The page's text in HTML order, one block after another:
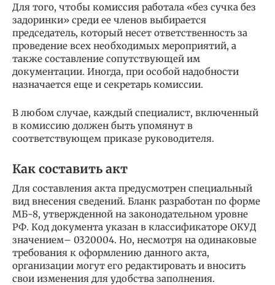
Для того, чтобы комиссия работала «без сучка без
задоринки» среди ее членов выбирается
председатель, который несет ответственность за
проведение всех необходимых мероприятий, а
также составление сопутствующей им
документации. Иногда, при особой надобности
назначается еще и секретарь комиссии.
В любом случае, каждый специалист, включенный
в комиссию должен быть упомянут в
соответствующем приказе руководителя.
Как составить акт
Для составления акта предусмотрен специальный
вид внесения сведений. Бланк разработан по форме
МБ-8, утвержденной на законодательном уровне
РФ. Код документа указан в классификаторе ОКУД
значением– 0320004. Но, несмотря на одинаковые
требования к оформлению данного акта,
организации могут его редактировать и вносить
свои изменения для удобства заполнения.